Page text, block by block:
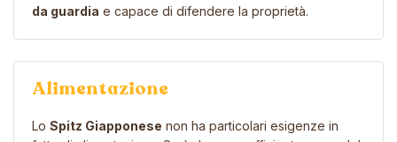
da guardia e capace di difendere la proprietà.
Alimentazione
Lo Spitz Giapponese non ha particolari esigenze in